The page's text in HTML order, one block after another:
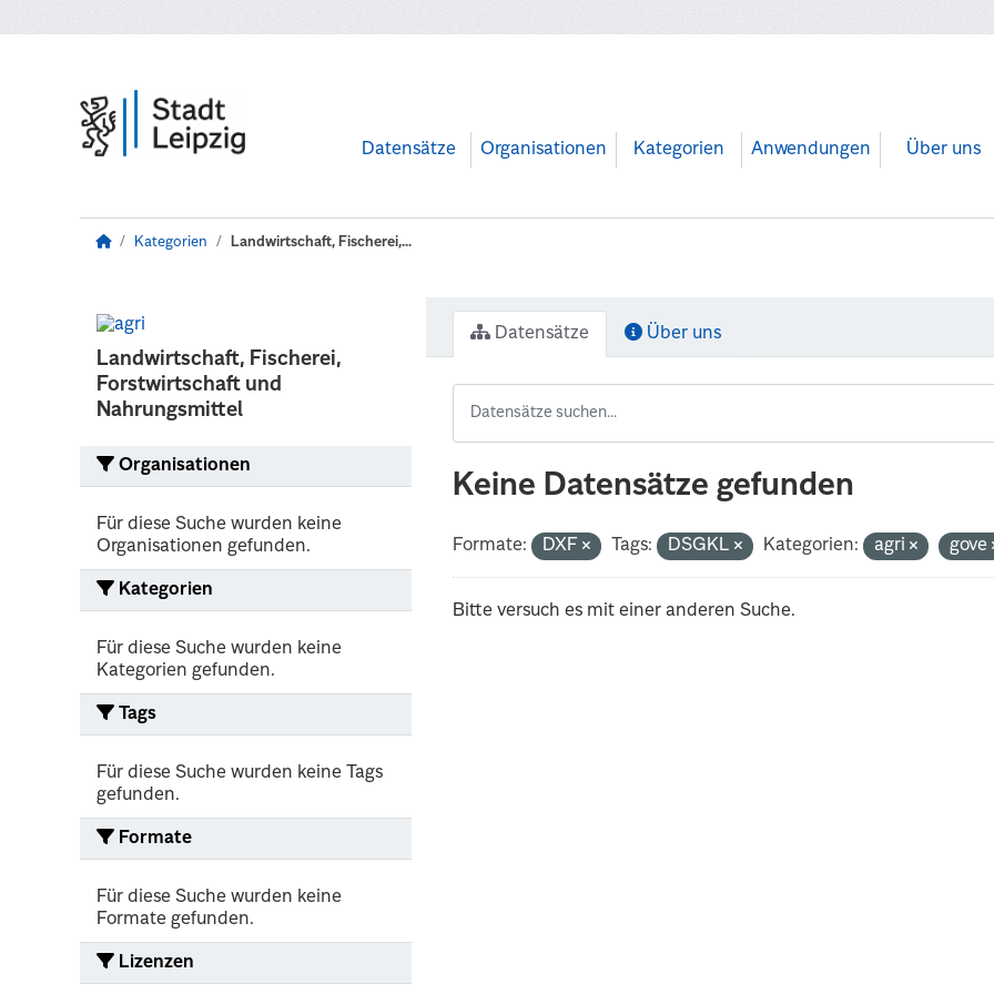
Datensätze Organisationen Kategorien Anwendungen Über uns
Kategorien Landwirtschaft, Fischerei,...
Landwirtschaft, Fischerei,
Forstwirtschaft und
Nahrungsmittel
Organisationen
Für diese Suche wurden keine
Organisationen gefunden.
Kategorien
Für diese Suche wurden keine
Kategorien gefunden.
Tags
Für diese Suche wurden keine Tags
gefunden.
Formate
Für diese Suche wurden keine
Formate gefunden.
Lizenzen
Datensätze Über uns
Keine Datensätze gefunden
Formate: DXF Tags: DSGKL Kategorien: agri gove
Bitte versuch es mit einer anderen Suche.